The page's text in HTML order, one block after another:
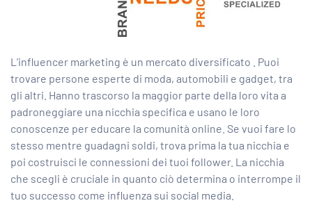
L’influencer marketing è un mercato diversificato . Puoi
trovare persone esperte di moda, automobili e gadget, tra
gli altri. Hanno trascorso la maggior parte della loro vita a
padroneggiare una nicchia specifica e usano le loro
conoscenze per educare la comunità online. Se vuoi fare lo
stesso mentre guadagni soldi, trova prima la tua nicchia e
poi costruisci le connessioni dei tuoi follower. La nicchia
che scegli è cruciale in quanto ciò determina o interrompe il
tuo successo come influenza sui social media.